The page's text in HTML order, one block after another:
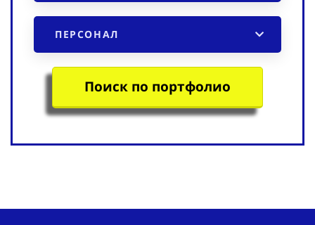
ПЕРСОНАЛ
Поиск по портфолио